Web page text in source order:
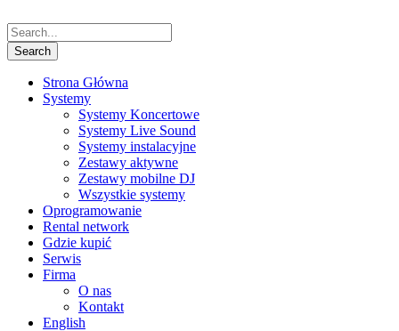
Strona Główna
Systemy
Systemy Koncertowe
Systemy Live Sound
Systemy instalacyjne
Zestawy aktywne
Zestawy mobilne DJ
Wszystkie systemy
Oprogramowanie
Rental network
Gdzie kupić
Serwis
Firma
O nas
Kontakt
English